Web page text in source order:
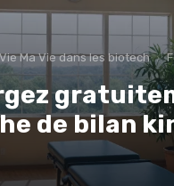
Vie Ma Vie dans les biotech
de bilan